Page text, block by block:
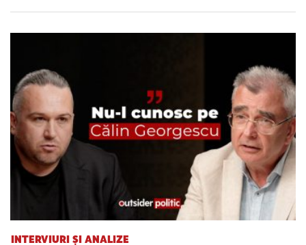
INTERVIURI ȘI ANALIZE